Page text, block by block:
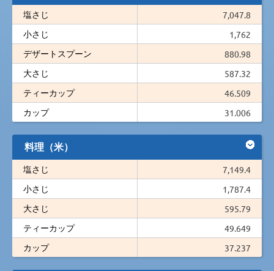
塩さじ
7,047.8
小さじ
1,762
デザートスプーン
880.98
大さじ
587.32
ティーカップ
46.509
カップ
31.006
料理（米）
塩さじ
7,149.4
小さじ
1,787.4
大さじ
595.79
ティーカップ
49.649
カップ
37.237